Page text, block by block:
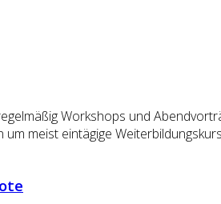
Workshops und
meist eintägige